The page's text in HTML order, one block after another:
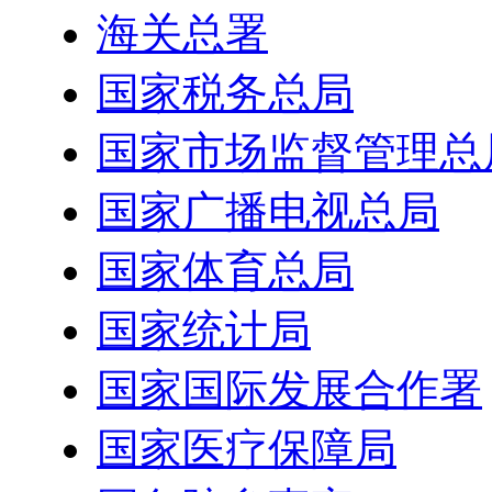
海关总署
国家税务总局
国家市场监督管理
国家广播电视总局
国家体育总局
国家统计局
国家国际发展合作署
国家医疗保障局